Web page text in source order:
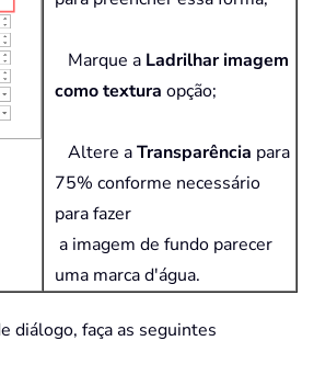
Marque a Ladrilhar imagem
como textura opção;
Altere aTransparência para
75% conforme necessário
para fazer
a imagem de fundo parecer
uma marca d'água.
diálogo, faça as seguintes